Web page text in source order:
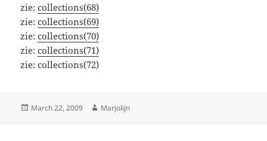
zie:collections(68)
zie:collections(69)
zie:collections(70)
zie:collections(71)
zie: collections(72)
Posted
March 22, 2009 Author
Marjolijn